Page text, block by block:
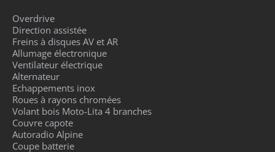
Overdrive
Direction assistée
Freins à disques AV et AR
Allumage électronique
Ventilateur électrique
Alternateur
Echappements inox
Roues à rayons chromées
Volant bois Moto-Lita 4 branches
Couvre capote
Autoradio Alpine
Coupe batterie